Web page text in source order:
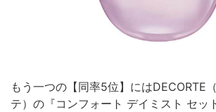
もう一つの【同率5位】にはDECORTE
テ）の『コンフォート デイミスト セッ